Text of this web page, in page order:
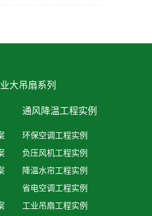
大吊扇系列
通风降温工程实例
环保空调工程实例
负压风机工程实例
降温水帘工程实例
省电空调工程实例
工业吊扇工程实例